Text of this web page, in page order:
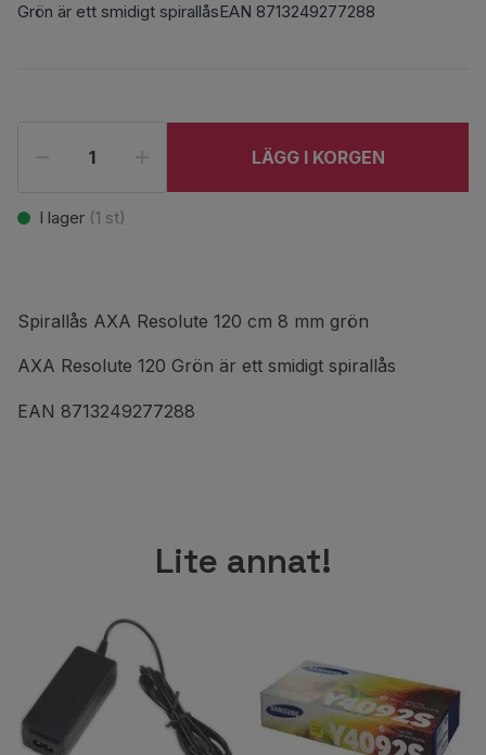
Grön är ett smidigt spirallåsEAN 8713249277288
LÄGG I KORGEN
I lager (1 st)
Spirallås AXA Resolute 120 cm 8 mm grön
AXA Resolute 120 Grön är ett smidigt spirallås
EAN 8713249277288
Lite annat!